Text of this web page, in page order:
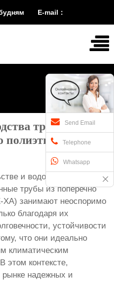
будням E-mail：
： 
труб из
pe xa
и водопроводном
трубы из поперечно
XA) занимают неоспоримо
благодаря их
устойчивости
что они идеально
климатическим
этом контексте,
рынке надежных и
Send Email
Telephone
Whatsapp